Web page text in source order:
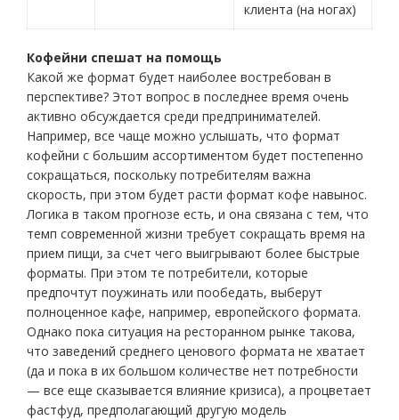
клиента (на ногах)
Кофейни спешат на помощь
Какой же формат будет наиболее востребован в
перспективе? Этот вопрос в последнее время очень
активно обсуждается среди предпринимателей.
Например, все чаще можно услышать, что формат
кофейни с большим ассортиментом будет постепенно
сокращаться, поскольку потребителям важна
скорость, при этом будет расти формат кофе навынос.
Логика в таком прогнозе есть, и она связана с тем, что
темп современной жизни требует сокращать время на
прием пищи, за счет чего выигрывают более быстрые
форматы. При этом те потребители, которые
предпочтут поужинать или пообедать, выберут
полноценное кафе, например, европейского формата.
Однако пока ситуация на ресторанном рынке такова,
что заведений среднего ценового формата не хватает
(да и пока в их большом количестве нет потребности
— все еще сказывается влияние кризиса), а процветает
фастфуд, предполагающий другую модель